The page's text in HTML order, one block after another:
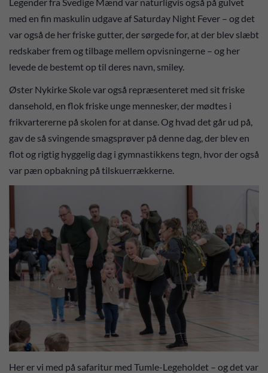
med en fin maskulin udgave af Saturday Night Fever – og det
var også de her friske gutter, der sørgede for, at der blev slæbt
redskaber frem og tilbage mellem opvisningerne – og her
levede de bestemt op til deres navn, smiley.
Øster Nykirke Skole var også repræsenteret med sit friske
dansehold, en flok friske unge mennesker, der mødtes i
frikvartererne på skolen for at danse. Og hvad det går ud på,
gav de så svingende smagsprøver på denne dag, der blev en
flot og rigtig hyggelig dag i gymnastikkens tegn, hvor der også
var pæn opbakning på tilskuerrækkerne.
Her er vi med på safaritur med Tumle-Legeholdet – og det var